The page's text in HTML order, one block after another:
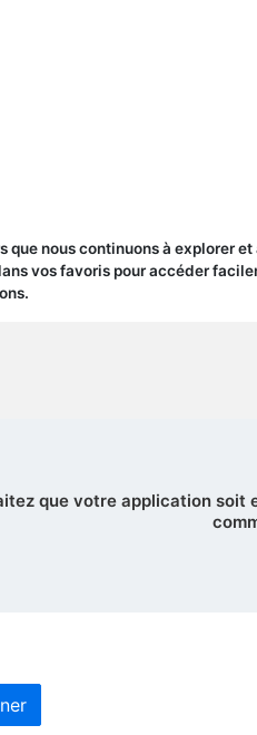
que nous continuons à explorer
vos favoris pour accéder
que votre application soit